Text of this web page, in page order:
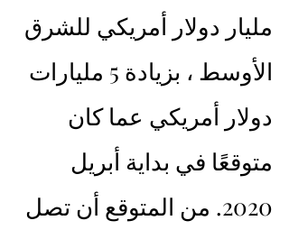
مليار دولار أمريكي للشرق
الأوسط ، بزيادة 5 مليارات
دولار أمريكي عما كان
متوقعًا في بداية أبريل
2020. من المتوقع أن تصل